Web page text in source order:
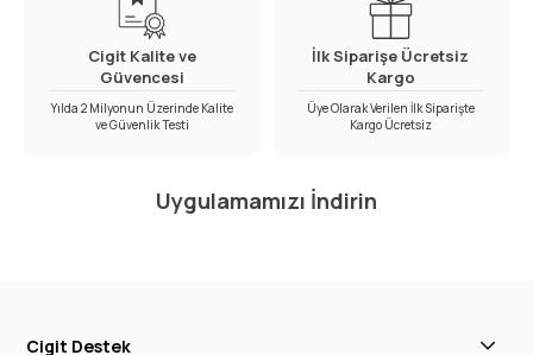
Cigit Kalite ve
Güvencesi
Yılda 2 Milyonun Üzerinde Kalite
ve Güvenlik Testi
İlk Siparişe Ücretsiz
Kargo
Üye Olarak Verilen İlk Siparişte
Kargo Ücretsiz
Uygulamamızı İndirin
Cigit Destek